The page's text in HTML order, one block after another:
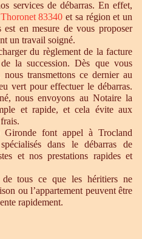
services de débarras. En effet,
83340 et sa région et un
en mesure de vous proposer
un travail soigné.
du règlement de la facture
la succession. Dès que vous
transmettons ce dernier au
vert pour effectuer le débarras.
nous envoyons au Notaire la
et rapide, et cela évite aux
font appel à Trocland
dans le débarras de
et nos prestations rapides et
tous ce que les héritiers ne
ou l’appartement peuvent être
rapidement.